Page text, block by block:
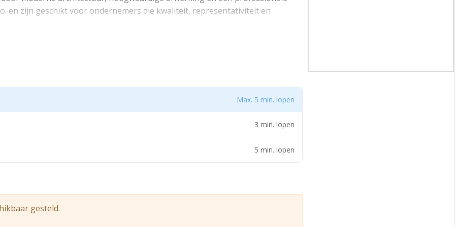
en zijn geschikt voor ondernemers die kwaliteit, representativiteit en
die het pand een modern karakter geeft. Binnenin geniet u op de
bij de entree zorgt voor een groots welkom. Met Type A kiest u voor een
op een centrale locatie.
Max. 5 min. lopen
3 min. lopen
5 min. lopen
gesteld.